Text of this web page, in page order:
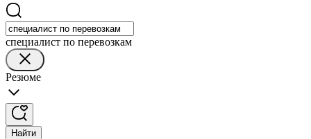
специалист по перевозкам
Резюме
Найти